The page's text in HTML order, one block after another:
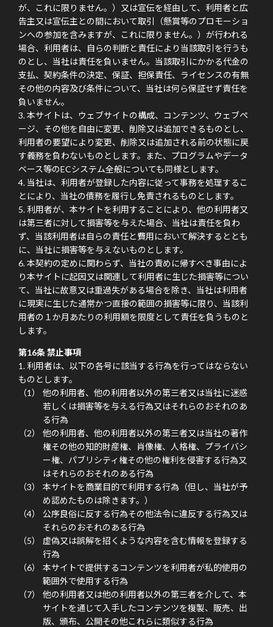
が、これに限りません。）又は宣伝を経由して、利用者と広
告主又は宣伝主との間において取引（懸賞等のプロモーショ
ンへの参加を含みますが、これに限りません。）が行われる
場合、利用者は、自らの判断と責任により当該取引を行うも
のとし、当社は責任を負いません。当該取引にかかる代金の
支払、契約条件の決定、保証、担保責任、ライセンスの有無
その他の内容及び条件について、当社は何ら保証せず責任を
負いません。
本サイトは、ウェブサイトの構成、コンテンツ、ウェブペ
ージ、その他を自由に変更、削除又は追加できるものとし、
利用者の要望により変更、削除又は追加される前の状態に戻
す義務を負わないものとします。また、プログラムやデータ
ベース等のECシステム全般についても同様とします。
当社は、利用者が登録した内容に従って事務を処理するこ
とにより、当社の債務を履行し免責されるものとします。
利用者が、本サイトを利用することにより、他の利用者又
は第三者に対して損害等を与えた場合、当社は責任を負わ
ず、当該利用者は自らの責任と費用において解決するととも
に、当社に損害等を与えないものとします。
本契約の定めに関わらず、当社の責めに帰すべき事由によ
り本サイトに起因又は関連して利用者に生じた損害等につい
て、当社に故意又は重過失がある場合を除き、当社は利用者
に現実に生じた通常かつ直接の範囲の損害等に限り、当該利
用者の１か月あたりの利用額を限度として責任を負うものと
します。
第16条 禁止事項
利用者は、以下の各号に該当する行為を行ってはならない
ものとします。
他の利用者、他の利用者以外の第三者又は当社に迷惑
若しくは損害等を与える行為又はそれらのおそれのあ
る行為
他の利用者、他の利用者以外の第三者又は当社の著作
権その他の知的財産権、肖像権、人格権、プライバシ
ー権、パブリシティ権その他の権利を侵害する行為又
はそれらのおそれのある行為
本サイトを商業目的で利用する行為（但し、当社が予
め認めたものは除きます。）
公序良俗に反する行為その他法令に違反する行為又は
それらのおそれのある行為
虚偽又は誤解を招くような内容を含む情報を登録する
行為
本サイトで提供するコンテンツを利用者が私的使用の
範囲外で使用する行為
他の利用者又は他の利用者以外の第三者を介して、本
サイトを通じて入手したコンテンツを複製、販売、出
版、頒布、公開その他これらに類似する行為